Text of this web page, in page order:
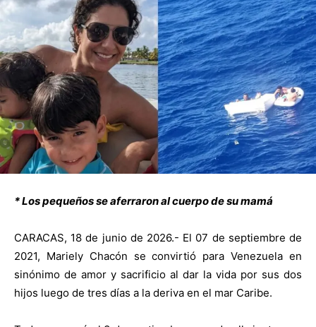
* Los pequeños se aferraron al cuerpo de su mamá
CARACAS, 18 de junio de 2026.- El 07 de septiembre de
2021, Mariely Chacón se convirtió para Venezuela en
sinónimo de amor y sacrificio al dar la vida por sus dos
hijos luego de tres días a la deriva en el mar Caribe.